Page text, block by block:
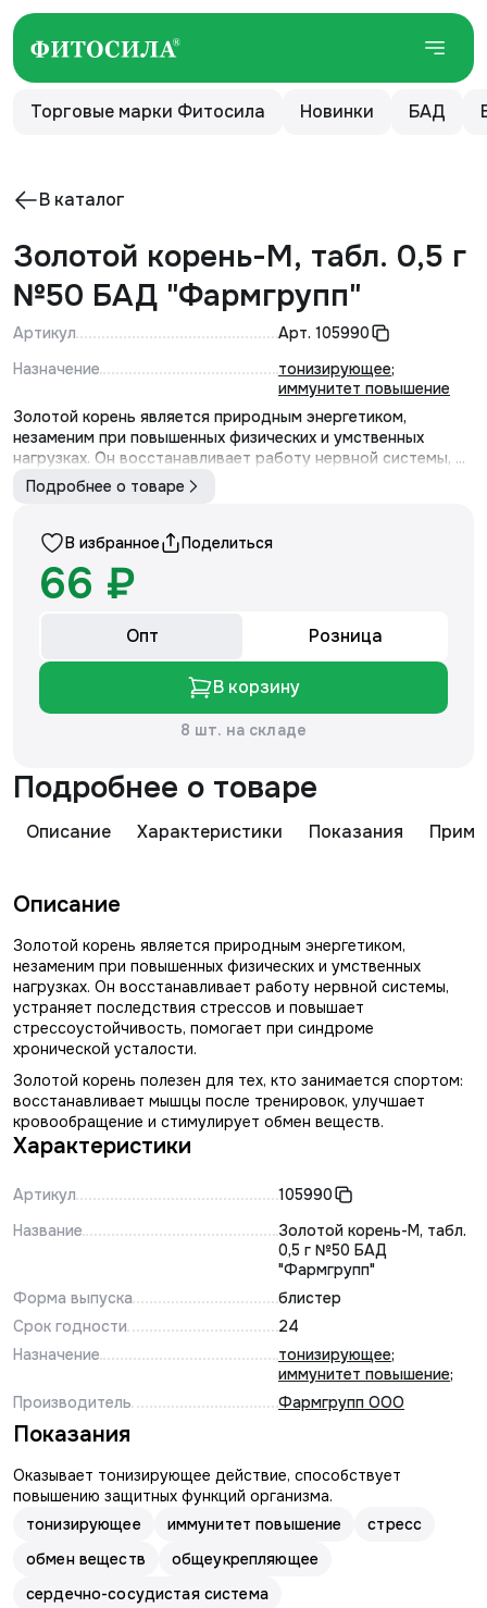
Торговые марки Фитосила Новинки БАД
В каталог
Золотой корень-М, табл. 0,5 г
№50 БАД "Фармгрупп"
Артикул Арт. 105990
Назначение
тонизирующее;
иммунитет повышение
Золотой корень является природным энергетиком,
незаменим при повышенных физических и умственных
нагрузках. Он восстанавливает работу нервной системы, ...
Подробнее о товаре
В избранное Поделиться
66 ₽
Опт Розница
В корзину
8 шт. на складе
Подробнее о товаре
Описание Характеристики Показания
Описание
Золотой корень является природным энергетиком,
незаменим при повышенных физических и умственных
нагрузках. Он восстанавливает работу нервной системы,
устраняет последствия стрессов и повышает
стрессоустойчивость, помогает при синдроме
хронической усталости.
Золотой корень полезен для тех, кто занимается спортом:
восстанавливает мышцы после тренировок, улучшает
кровообращение и стимулирует обмен веществ.
Характеристики
Артикул
105990
Название
Золотой корень-М, табл.
0,5 г №50 БАД
"Фармгрупп"
Форма выпуска
блистер
Срок годности
24
Назначение
тонизирующее;
иммунитет повышение;
Производитель
Фармгрупп ООО
Показания
Оказывает тонизирующее действие, способствует
повышению защитных функций организма.
тонизирующее
иммунитет повышение
стресс
обмен веществ
общеукрепляющее
сердечно-сосудистая система